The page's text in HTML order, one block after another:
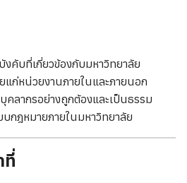
งคับที่เกี่ยวข้องกับมหาวิทยาลัย
แก่หน่วยงานภายในและภายนอก
คลากรอย่างถูกต้องและเป็นธรรม
ฎหมายภายในมหาวิทยาลัย
ที่